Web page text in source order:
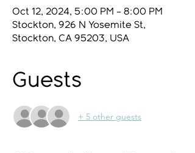
Oct 12, 2024, 5:00 PM – 8:00 PM
Stockton, 926 N Yosemite St,
Stockton, CA 95203, USA
Guests
+ 5 other guests